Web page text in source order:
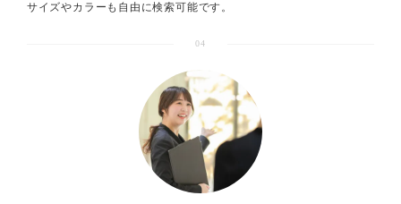
サイズやカラーも自由に検索可能です。
04